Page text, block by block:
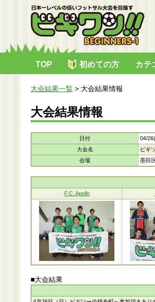
TOP 初めての方 カテ
大会結果一覧 > 大会結果情報
大会結果情報
日付
04/
大会名
ビギ
会場
墨田
F.C. Apollo
■大会結果